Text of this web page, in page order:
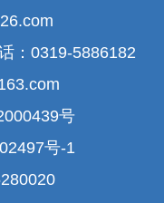
：0319-5886182
号
号-1